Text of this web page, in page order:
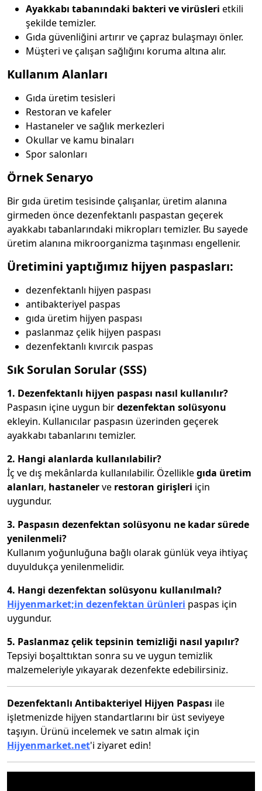
Ayakkabı tabanındaki bakteri ve virüsleri etkili
şekilde temizler.
Gıda güvenliğini artırır ve çapraz bulaşmayı önler.
Müşteri ve çalışan sağlığını koruma altına alır.
Kullanım Alanları
Gıda üretim tesisleri
Restoran ve kafeler
Hastaneler ve sağlık merkezleri
Okullar ve kamu binaları
Spor salonları
Örnek Senaryo
Bir gıda üretim tesisinde çalışanlar, üretim alanına
girmeden önce dezenfektanlı paspastan geçerek
ayakkabı tabanlarındaki mikropları temizler. Bu sayede
üretim alanına mikroorganizma taşınması engellenir.
Üretimini yaptığımız hijyen paspasları:
dezenfektanlı hijyen paspası
antibakteriyel paspas
gıda üretim hijyen paspası
paslanmaz çelik hijyen paspası
dezenfektanlı kıvırcık paspas
Sık Sorulan Sorular (SSS)
1. Dezenfektanlı hijyen paspası nasıl kullanılır?
Paspasın içine uygun birdezenfektan solüsyonu
ekleyin. Kullanıcılar paspasın üzerinden geçerek
ayakkabı tabanlarını temizler.
2. Hangi alanlarda kullanılabilir?
İç ve dış mekânlarda kullanılabilir. Özelliklegıda üretim
alanları, hastanelerve restoran girişleri için
uygundur.
3. Paspasın dezenfektan solüsyonu ne kadar sürede
yenilenmeli?
Kullanım yoğunluğuna bağlı olarak günlük veya ihtiyaç
duyuldukça yenilenmelidir.
4. Hangi dezenfektan solüsyonu kullanılmalı?
Hijyenmarket;in dezenfektan ürünleri paspas için
uygundur.
5. Paslanmaz çelik tepsinin temizliği nasıl yapılır?
Tepsiyi boşalttıktan sonra su ve uygun temizlik
malzemeleriyle yıkayarak dezenfekte edebilirsiniz.
Dezenfektanlı Antibakteriyel Hijyen Paspası ile
işletmenizde hijyen standartlarını bir üst seviyeye
taşıyın. Ürünü incelemek ve satın almak için
Hijyenmarket.net'i ziyaret edin!